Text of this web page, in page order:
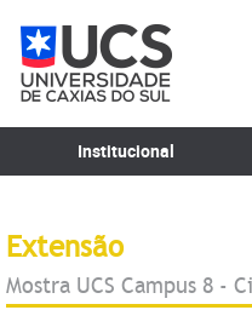
Institucional
Extensão
Mostra UCS Campus 8 -